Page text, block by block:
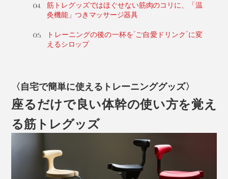
筋トレグッズではほぐせない筋肉のコリに、「温
灸機能」つきマッサージ器具
トレーニングの後の一杯を“ご自愛ドリンク”に変
えるシロップ
〈自宅で簡単に使えるトレーニンググッズ〉
座るだけで良い体幹の使い方を覚え
る筋トレグッズ